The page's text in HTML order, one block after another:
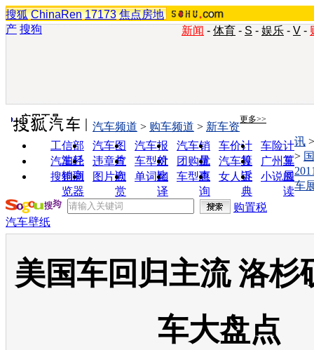
搜狐 ChinaRen 17173 焦点房地
产 搜狗 新闻 - 体育 - S - 娱乐 - V -
实用工具 更多>>
工信部
油耗
汽车图
片
汽车报
价
汽车销
量
车价计
算
车险计
算
汽车经
销商
违章查
询
车型对
比
团购优
惠
汽车投
诉
广州车
展
搜狗浏
览器
图片欣
赏
单词翻
译
车型查
询
女人宝
典
小说阅
读
汽车频道 > 购车频道 > 新车资
讯
>
车
购置税
汽车壁纸
美国车回归主流 洛杉
车大盘点